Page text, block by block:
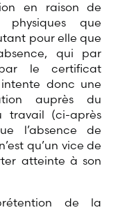
en raison de
physiques que
pour elle que
qui par
le certificat
donc une
auprès du
travail (ci-après
l’absence de
qu’un vice de
atteinte à son
de la